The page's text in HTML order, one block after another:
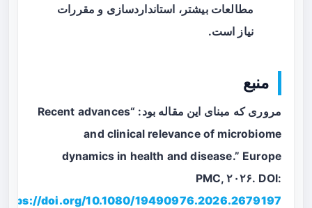
مطالعات بیشتر، استانداردسازی و مقررات
نیاز است.
منبع
مروری که مبنای این مقاله بود: “Recent advances
and clinical relevance of microbiome
dynamics in health and disease.” Europe
PMC, ۲۰۲۶. DOI:
https://doi.org/10.1080/19490976.2026.2679197